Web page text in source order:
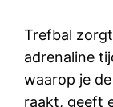
Trefbal
adrenaline
waarop je
raakt, geeft